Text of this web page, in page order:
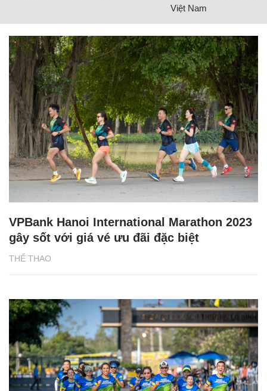
Việt Nam
THỂ THAO
VPBank Hanoi International Marathon 2023
gây sốt với giá vé ưu đãi đặc biệt